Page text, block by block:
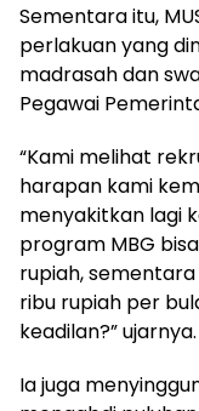
Sementara itu,
perlakuan yang
madrasah dan
Pegawai
“Kami melihat
harapan kami
menyakitkan lagi
program MBG
rupiah,
ribu rupiah per
keadilan?” ujarnya.
Ia juga